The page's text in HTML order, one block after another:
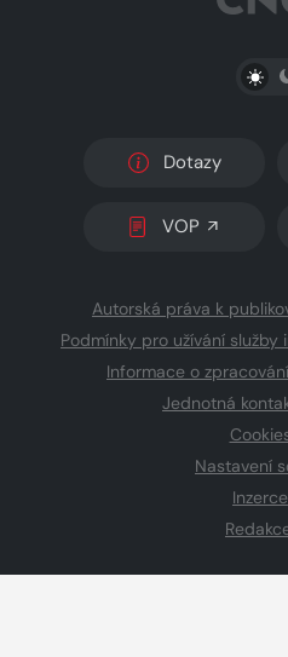
Dotazy
VOP
Autorská práva k
Podmínky pro užívání
Informace o
Jednotná
Nastavení
Inzerce